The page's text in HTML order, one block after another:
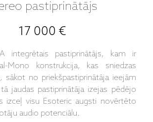
pastiprinātājs
17 000 €
integrētais pastiprinātājs, kam ir
Mono konstrukcija, kas sniedzas
sākot no priekšpastiprinātāja ieejām
jaudas pastiprinātāja izejas pēdējo
izceļ visu Esoteric augsti novērtēto
audio potenciālu.